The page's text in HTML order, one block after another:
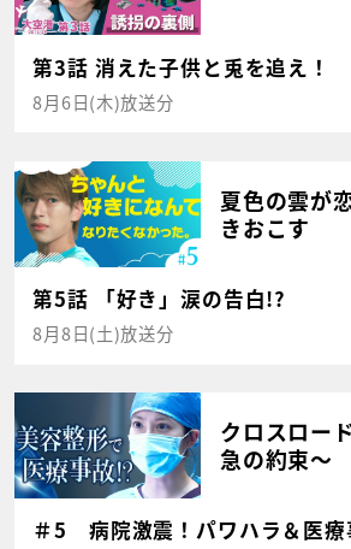
第3話 消えた子供と兎を追え！
8月6日(木)放送分
夏色の雲が
きおこす
第5話 「好き」涙の告白!?
8月8日(土)放送分
クロスロー
急の約束～
＃5 病院激震！パワハラ＆医療